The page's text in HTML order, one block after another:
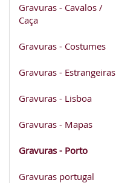
Gravuras - Cavalos /
Caça
Gravuras - Costumes
Gravuras - Estrangeiras
Gravuras - Lisboa
Gravuras - Mapas
Gravuras - Porto
Gravuras portugal